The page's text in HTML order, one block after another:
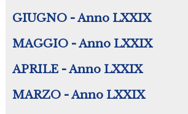
GIUGNO - Anno LXXIX
MAGGIO - Anno LXXIX
APRILE - Anno LXXIX
MARZO - Anno LXXIX